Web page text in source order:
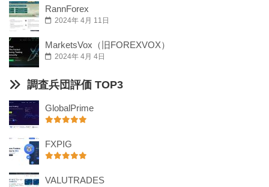
RannForex
2024年 4月 11日
MarketsVox（旧FOREXVOX）
2024年 4月 4日
調査兵団評価 TOP3
GlobalPrime
FXPIG
VALUTRADES